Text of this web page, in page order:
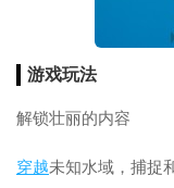
游戏玩法
解锁壮丽的内容
穿越未知水域，捕捉